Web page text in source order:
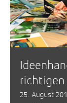
richtigen
25. August